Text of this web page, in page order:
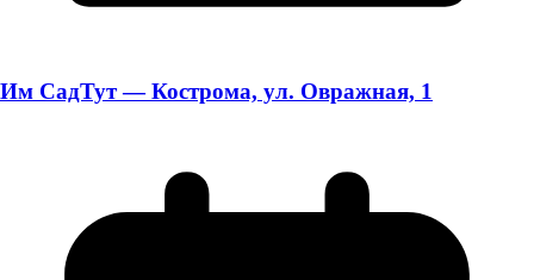
Им СадТут — Кострома, ул. Овражная, 1